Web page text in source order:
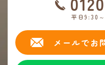
平日9:30～
メールでお